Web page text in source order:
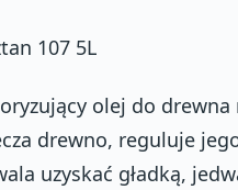
107 5L
olej do drewna
drewno, reguluje
uzyskać gładką,